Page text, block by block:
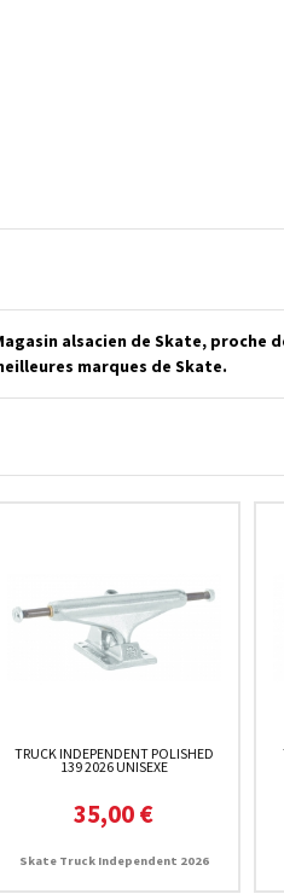
alsacien de Skate, proche
marques de Skate.
TRUCK INDEPENDENT POLISHED
139 2026 UNISEXE
35,00 €
Skate Truck Independent 2026